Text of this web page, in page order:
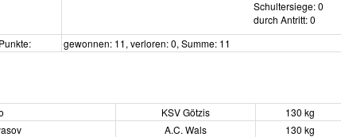
Schultersiege: 0
durch Antritt: 0
Punkte:
gewonnen: 11, verloren: 0, Summe: 11
KSV Götzis 130 kg
A.C. Wals 130 kg